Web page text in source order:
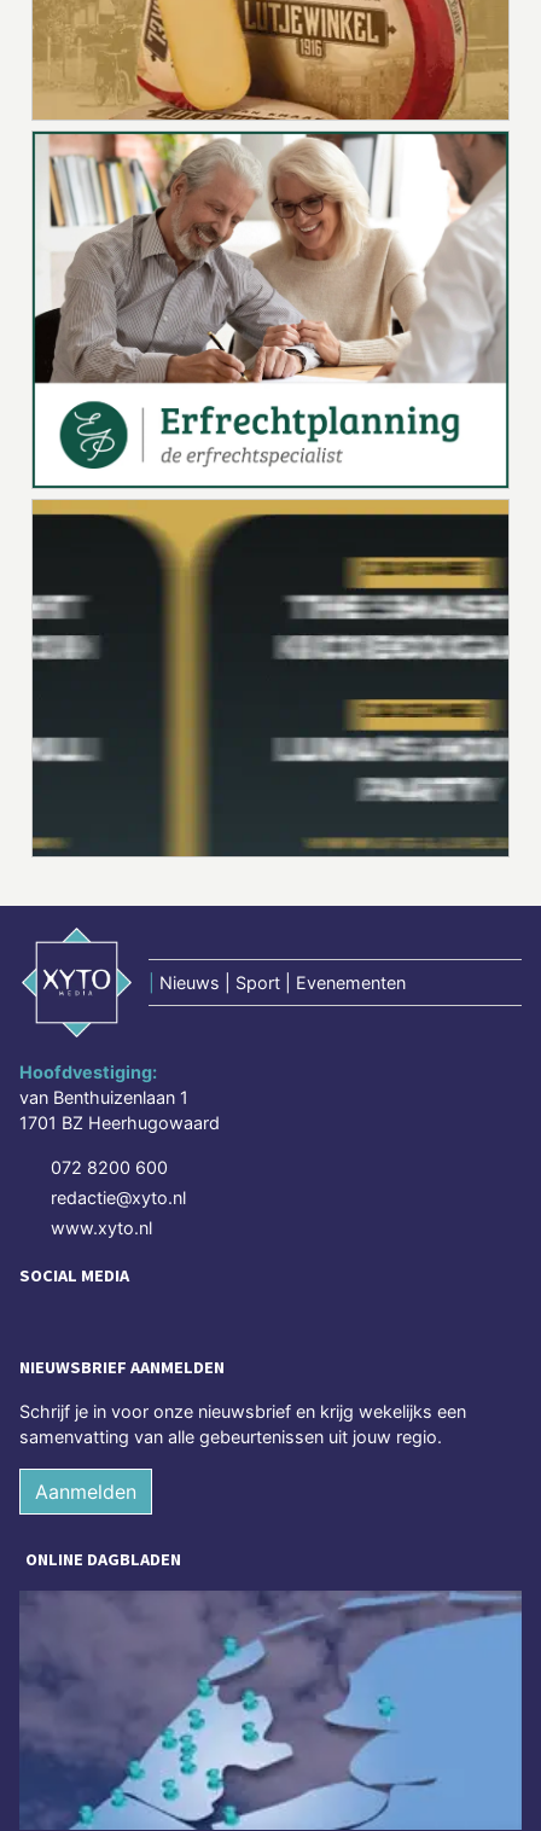
Nieuws | Sport | Evenementen
Hoofdvestiging:
van Benthuizenlaan 1
1701 BZ Heerhugowaard
072 8200 600
redactie@xyto.nl
www.xyto.nl
SOCIAL MEDIA
NIEUWSBRIEF AANMELDEN
Schrijf je in voor onze nieuwsbrief en krijg wekelijks een
samenvatting van alle gebeurtenissen uit jouw regio.
Aanmelden
ONLINE DAGBLADEN